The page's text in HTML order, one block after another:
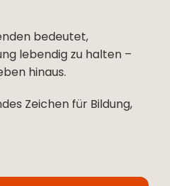
bedeutet,
lebendig zu halten –
hinaus.
Zeichen für Bildung,